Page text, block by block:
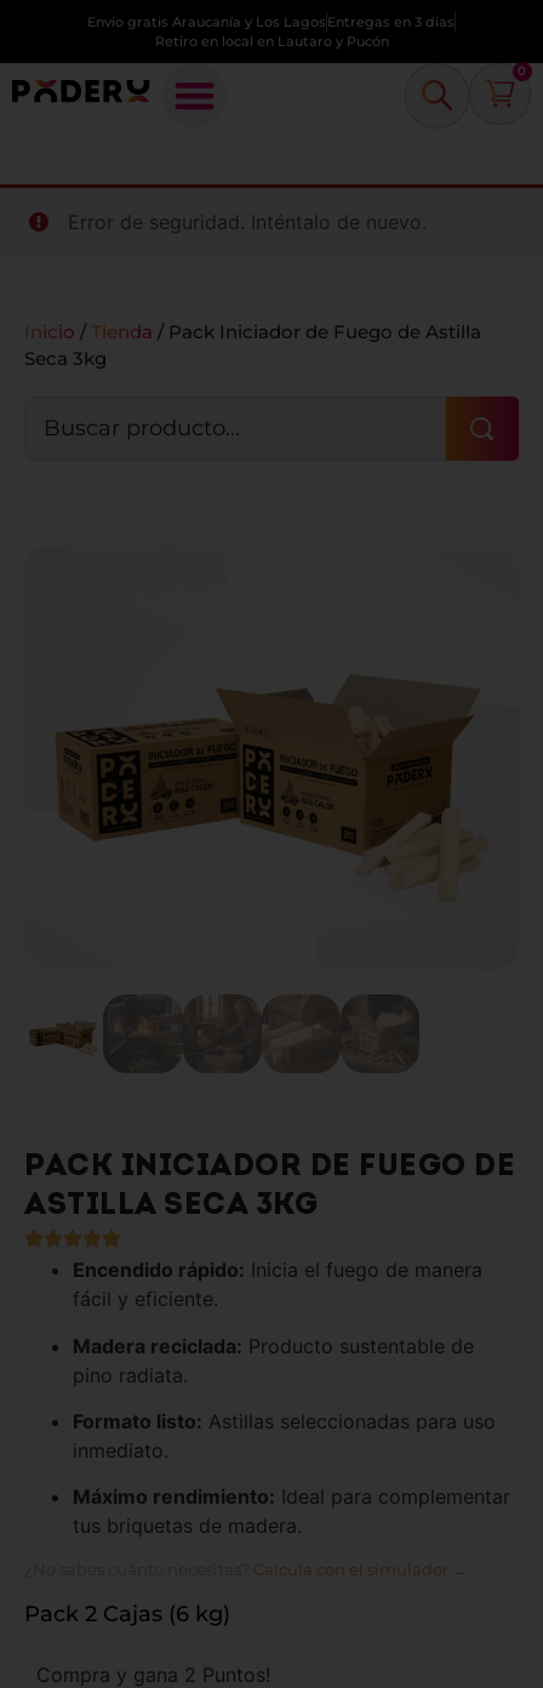
Envío gratis Araucanía y Los Lagos Entregas en 3 días
Retiro en local en Lautaro y Pucón
0
Error de seguridad. Inténtalo de nuevo.
Inicio / Tienda / Pack Iniciador de Fuego de Astilla
Seca 3kg
PACK INICIADOR DE FUEGO DE
ASTILLA SECA 3KG
Encendido rápido: Inicia el fuego de manera
fácil y eficiente.
Madera reciclada: Producto sustentable de
pino radiata.
Formato listo: Astillas seleccionadas para uso
inmediato.
Máximo rendimiento: Ideal para complementar
tus briquetas de madera.
Calcula con el simulador →
Pack 2 Cajas (6 kg)
Compra y gana 2 Puntos!